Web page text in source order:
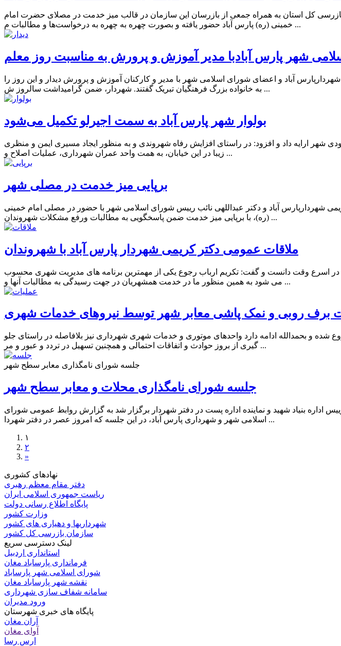
کل استان به همراه جمعی از بازرسان این سازمان در قالب میز خدمت در مصلای حضرت امام
خمینی (ره) پارس آباد حضور یافته و بصورت چهره به چهره به درخواست‌ها و مطالبات م ...
شهر پارس آبادبا مدیر آموزش و پرورش به مناسبت روز معلم
آباد و اعضای شورای اسلامی شهر با مدیر و کارکنان آموزش و پرورش دیدار و این روز را
به خانواده بزرگ فرهنگیان تبریک گفتند. شهردار، ضمن گرامیداشت سالروز ش ...
بولوار شهر پارس آباد به سمت اجیرلو تکمیل می‌شود
شهر ارایه داد و افزود: در راستای افزایش رفاه شهروندی و به منظور ایجاد مسیری ایمن و منظری
زیبا در این خیابان، به همت واحد عمران شهرداری، عملیات اصلاح و ...
برپایی میز خدمت در مصلی شهر
شهردارپارس آباد و دکتر عبداللهی نائب رییس شورای اسلامی شهر با حضور در مصلی امام خمینی
(ره)، با برپایی میز خدمت ضمن پاسخگویی به مطالبات ورفع مشکلات شهروندان ...
ملاقات عمومی دکتر کریمی شهردار پارس آباد با شهروندان
اسرع وقت دانست و گفت: تکریم ارباب رجوع یکی از مهمترین برنامه های مدیریت شهری محسوب
می شود به همین منظور ما در خدمت همشهریان در جهت رسیدگی به مطالبات آنها و ...
برف روبی و نمک پاشی معابر شهر توسط نیروهای خدمات شهری
و بحمدالله ادامه دارد واحدهای موتوری و خدمات شهری شهرداری نیز بلافاصله در راستای جلو
گیری از بروز حوادث و اتفاقات احتمالی و همچنین تسهیل در تردد و عبور و مر ...
جلسه شورای نامگذاری معابر سطح شهر
جلسه شورای نامگذاری محلات و معابر سطح شهر
بنیاد شهید و نماینده اداره پست در دفتر شهردار برگزار شد به گزارش روابط عمومی شورای
اسلامی شهر و شهرداری پارس آباد، در این جلسه که امروز عصر در دفتر شهردا ...
۱
۲
»
نهادهای کشوری
دفتر مقام معظم رهبری
ریاست جمهوری اسلامی ایران
پایگاه اطلاع رسانی دولت
وزارت کشور
شهرداریها و دهیاری های کشور
سازمان بازرسی کل کشور
لینک دسترسی سریع
استانداری اردبیل
فرمانداری پارساباد مغان
شورای اسلامی شهر پارساباد
نقشه شهر پارساباد مغان
سامانه شفاف سازی شهرداری
ورود مدیران
پایگاه های خبری شهرستان
آران مغان
آوای مغان
ارس رسا